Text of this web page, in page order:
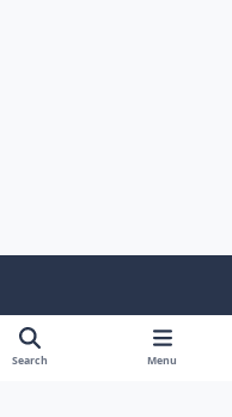
l
i
Search Menu